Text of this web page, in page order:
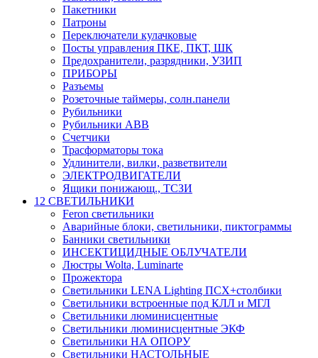
Пакетники
Патроны
Переключатели кулачковые
Посты управления ПКЕ, ПКТ, ШК
Предохранители, разрядники, УЗИП
ПРИБОРЫ
Разъемы
Розеточные таймеры, солн.панели
Рубильники
Рубильники ABB
Счетчики
Трасформаторы тока
Удлинители, вилки, разветвители
ЭЛЕКТРОДВИГАТЕЛИ
Ящики понижающ., ТСЗИ
12 СВЕТИЛЬНИКИ
Feron светильники
Аварийные блоки, светильники, пиктограммы
Банники светильники
ИНСЕКТИЦИДНЫЕ ОБЛУЧАТЕЛИ
Люстры Wolta, Luminarte
Прожектора
Светильники LENA Lighting ПСХ+столбики
Светильники встроенные под КЛЛ и МГЛ
Светильники люминисцентные
Светильники люминисцентные ЭКФ
Светильники НА ОПОРУ
Светильники НАСТОЛЬНЫЕ